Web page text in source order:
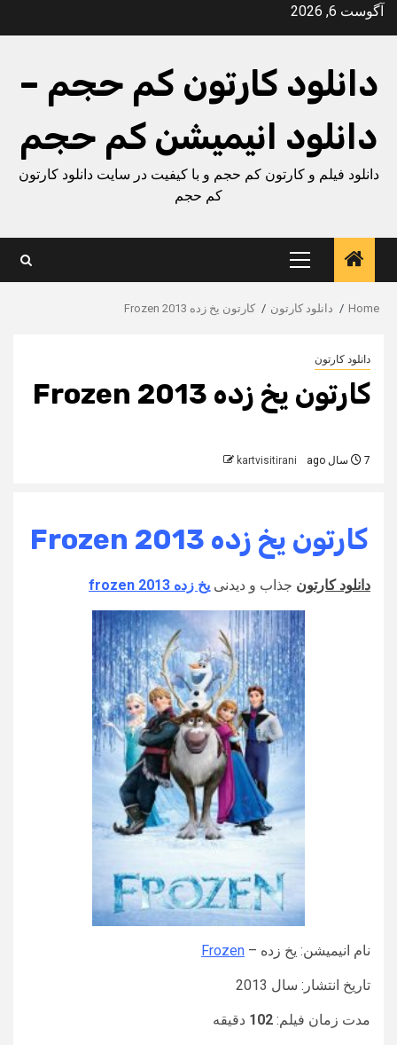
Skipآگوست 6, 2026
دانلود کارتون کم حجم –
دانلود انیمیشن کم حجم
دانلود فیلم و کارتون کم حجم و با کیفیت در سایت دانلود کارتون
کم حجم
Primary
Menu
Home دانلود کارتون کارتون یخ زده Frozen 2013
دانلود کارتون
کارتون یخ زده Frozen 2013
7 سال ago kartvisitirani
کارتون یخ زده Frozen 2013
دانلود کارتون جذاب و دیدنی یخ زده 2013 frozen
نام انیمیشن: یخ زده – Frozen
تاریخ انتشار: سال 2013
مدت زمان فیلم: 102 دقیقه